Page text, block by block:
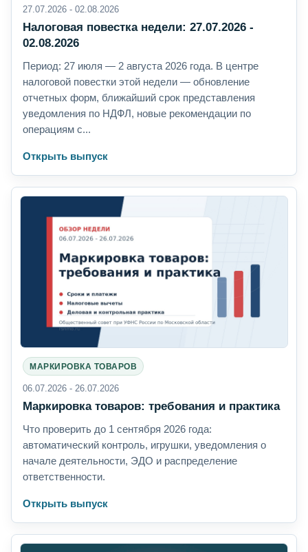
27.07.2026 - 02.08.2026
Налоговая повестка недели: 27.07.2026 -
02.08.2026
Период: 27 июля — 2 августа 2026 года. В центре
налоговой повестки этой недели — обновление
отчетных форм, ближайший срок представления
уведомления по НДФЛ, новые рекомендации по
операциям с...
Открыть выпуск
МАРКИРОВКА ТОВАРОВ
06.07.2026 - 26.07.2026
Маркировка товаров: требования и практика
Что проверить до 1 сентября 2026 года:
автоматический контроль, игрушки, уведомления о
начале деятельности, ЭДО и распределение
ответственности.
Открыть выпуск